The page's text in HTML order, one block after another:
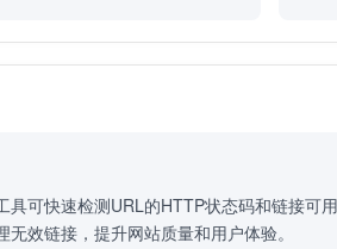
可快速检测URL的HTTP状态码和链接可
效链接，提升网站质量和用户体验。